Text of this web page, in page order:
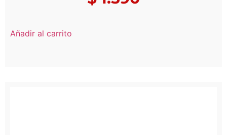
Añadir al carrito